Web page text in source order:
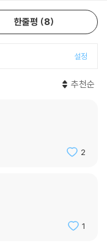
에 가장 근원적인 판단의
가 아니라 인간의 존엄성
스의 ‘정치적 동물’에서
기에 우리 모두는 너무나
역에서 감정을 배제해야
한줄평 8
설정
추천순
2
1